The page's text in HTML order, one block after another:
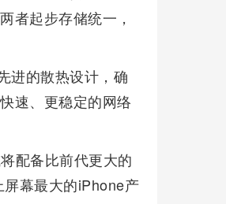
者起步存储统一，
进的散热设计，确
速、更稳定的网络
配备比前代更大的
幕最大的iPhone产